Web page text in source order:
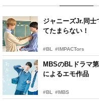
ジャニーズJr.同士
てたまらない！
#BL #IMPACTors
MBSのBLドラマ
によるエモ作品
#BL #MBS